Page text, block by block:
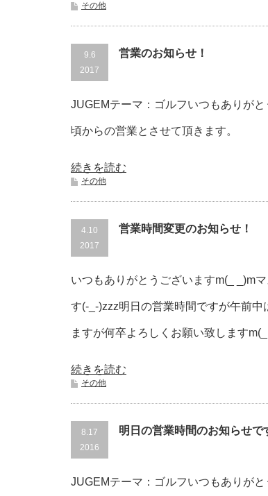
その他
9.6
2017
営業のお知らせ！
JUGEMテーマ：ゴルフいつもありが
頃からの営業とさせて頂きます。
続きを読む
その他
4.10
2017
営業時間変更のお知らせ！
いつもありがとうございますm(_ _)m
す(-_-)zzz明日の営業時間ですが午前
ますが何卒よろしくお願い致します
続きを読む
その他
8.17
2016
明日の営業時間のお知らせで
JUGEMテーマ：ゴルフいつもありが